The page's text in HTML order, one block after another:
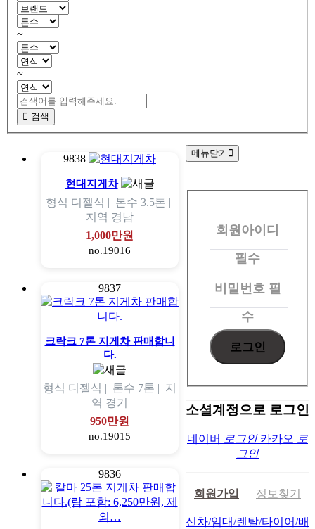
~
~
검색
9838
현대지게차
형식 디젤식 | 톤수 3.5톤 |
지역 경남
1,000만원
no.19016
9837
크락크 7톤 지게차 판매합니
다.
형식 디젤식 | 톤수 7톤 | 지
역 경기
950만원
no.19015
9836
메뉴닫기
회
회원아이디
필수
비밀번호 필
수
소셜계정으로 로그인
네이버 로그인 카카오 로
그인
회원가입 정보찾기
신차/임대/렌탈/타이어/배